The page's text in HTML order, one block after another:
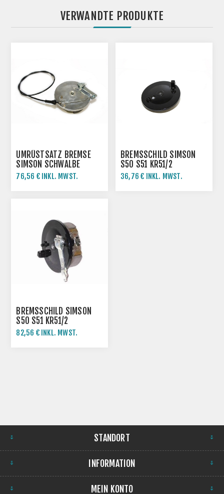
VERWANDTE PRODUKTE
UMRÜSTSATZ BREMSE
SIMSON SCHWALBE
KR51/1 KR51/2 SR4-2
SR4-3 SR4-4 -VORN
76,56 € INKL. MWST.
BREMSSCHILD SIMSON
S50 S51 KR51/2
36,76 € INKL. MWST.
BREMSSCHILD SIMSON
S50 S51 KR51/2
82,56 € INKL. MWST.
STANDORT
INFORMATION
MEIN KONTO